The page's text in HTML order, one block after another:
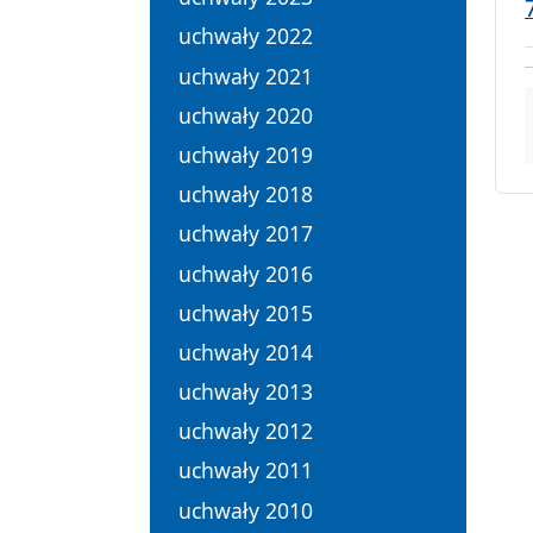
uchwały 2022
uchwały 2021
uchwały 2020
uchwały 2019
uchwały 2018
uchwały 2017
uchwały 2016
uchwały 2015
uchwały 2014
uchwały 2013
uchwały 2012
uchwały 2011
uchwały 2010